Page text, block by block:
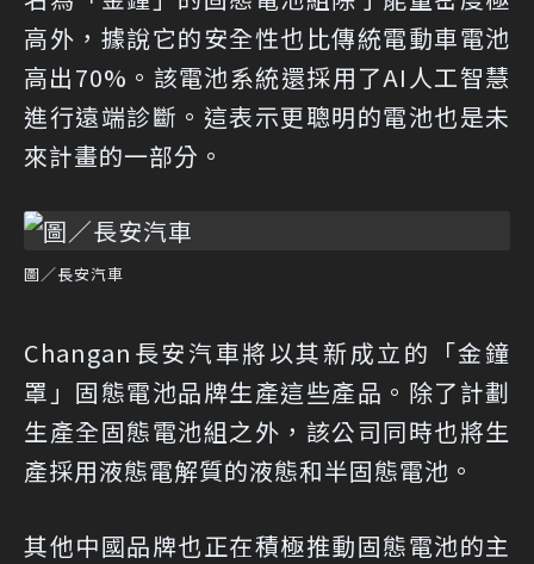
高外，據說它的安全性也比傳統電動車電池
高出70%。該電池系統還採用了AI人工智慧
進行遠端診斷。這表示更聰明的電池也是未
來計畫的一部分。
圖／長安汽車
Changan長安汽車將以其新成立的「金鐘
罩」固態電池品牌生產這些產品。除了計劃
生產全固態電池組之外，該公司同時也將生
產採用液態電解質的液態和半固態電池。
其他中國品牌也正在積極推動固態電池的主